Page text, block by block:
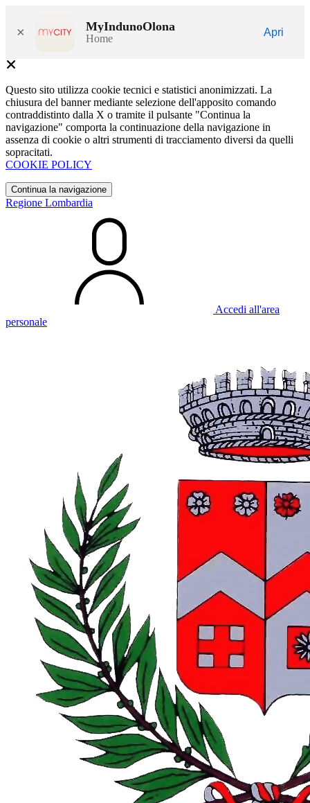
× MyIndunoOlona
Home
Apri
Questo sito utilizza cookie tecnici e statistici anonimizzati. La
chiusura del banner mediante selezione dell'apposito comando
contraddistinto dalla X o tramite il pulsante "Continua la
navigazione" comporta la continuazione della navigazione in
assenza di cookie o altri strumenti di tracciamento diversi da quelli
sopracitati.
COOKIE POLICY
Continua la navigazione
Regione Lombardia
Accedi all'area
personale